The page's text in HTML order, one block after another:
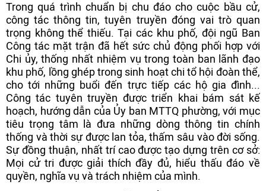
Trong quá trình chuẩn bị chu đáo cho cuộc bầu cử,
công tác thông tin, tuyên truyền đóng vai trò quan
trọng không thể thiếu. Tại các khu phố, đội ngũ Ban
Công tác mặt trận đã hết sức chủ động phối hợp với
Chi ủy, thống nhất nhiệm vụ trong toàn ban lãnh đạo
khu phố, lồng ghép trong sinh hoạt chi tổ hội đoàn thể,
cho tới những buổi đến trực tiếp các hộ gia đình...
Công tác tuyên truyền được triển khai bám sát kế
hoạch, hướng dẫn của Ủy ban MTTQ phường, với mục
tiêu trọng tâm là đưa những dòng thông tin chính
thống và thời sự được lan tỏa, thấm sâu vào đời sống.
Sự đồng thuận, nhất trí cao được tạo dựng trên cơ sở:
Mọi cử tri được giải thích đầy đủ, hiểu thấu đáo về
quyền, nghĩa vụ và trách nhiệm của mình.